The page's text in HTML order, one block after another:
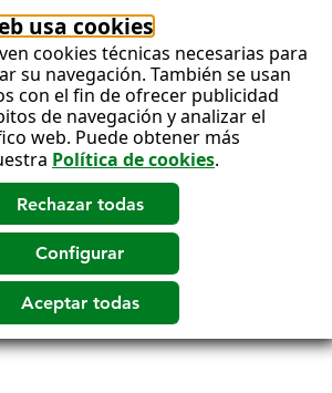
usa cookies
cookies técnicas necesarias para
su navegación. También se usan
con el fin de ofrecer publicidad
de navegación y analizar el
web. Puede obtener más
Política de cookies.